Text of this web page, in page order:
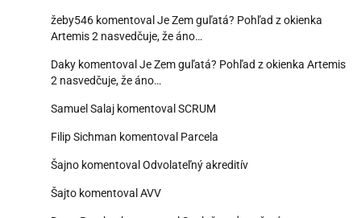
žeby546 komentoval Je Zem guľatá? Pohľad z okienka
Artemis 2 nasvedčuje, že áno…
Daky komentoval Je Zem guľatá? Pohľad z okienka Artemis
2 nasvedčuje, že áno…
Samuel Salaj komentoval SCRUM
Filip Sichman komentoval Parcela
Šajno komentoval Odvolateľný akreditív
Šajto komentoval AVV